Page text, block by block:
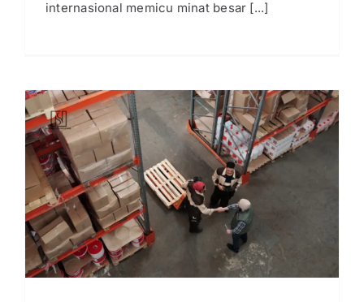
internasional memicu minat besar [...]